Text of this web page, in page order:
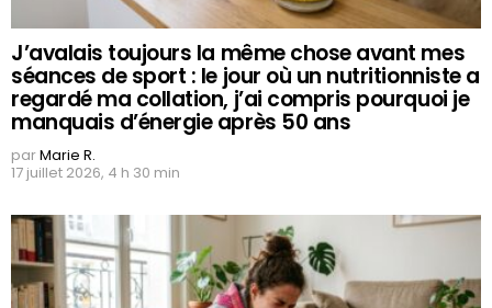
J’avalais toujours la même chose avant mes
séances de sport : le jour où un nutritionniste a
regardé ma collation, j’ai compris pourquoi je
manquais d’énergie après 50 ans
parMarie R.
17 juillet 2026, 4 h 30 min